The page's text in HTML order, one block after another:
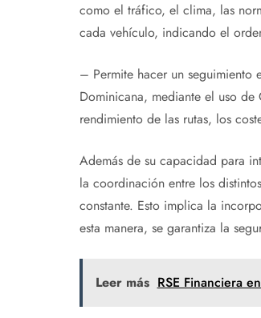
como el tráfico, el clima, las
cada vehículo, indicando el
– Permite hacer un seguimiento
Dominicana, mediante el uso
rendimiento de las rutas, los
Además de su capacidad para
la coordinación entre los
constante. Esto implica la
esta manera, se garantiza la
Leer más RSE Financiera